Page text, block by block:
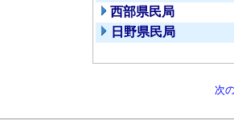
西部県民局
日野県民局
次